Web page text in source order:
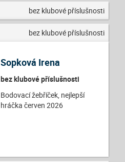
bez klubové příslušnosti
bez klubové příslušnosti
Sopková Irena
bez klubové příslušnosti
Bodovací žebříček, nejlepší
hráčka červen 2026